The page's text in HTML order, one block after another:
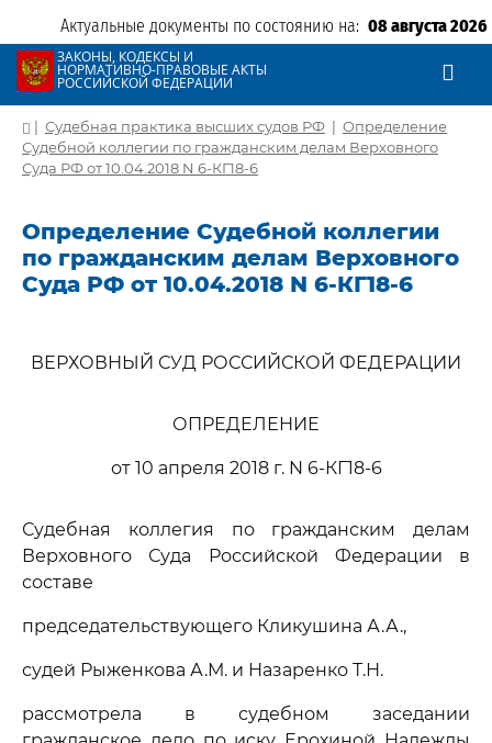
Актуальные документы по состоянию на: 08 августа 2026
ЗАКОНЫ, КОДЕКСЫ И
НОРМАТИВНО-ПРАВОВЫЕ АКТЫ
РОССИЙСКОЙ ФЕДЕРАЦИИ
| Судебная практика высших судов РФ | Определение
Судебной коллегии по гражданским делам Верховного
Суда РФ от 10.04.2018 N 6-КГ18-6
Определение Судебной коллегии
по гражданским делам Верховного
Суда РФ от 10.04.2018 N 6-КГ18-6
ВЕРХОВНЫЙ СУД РОССИЙСКОЙ ФЕДЕРАЦИИ
ОПРЕДЕЛЕНИЕ
от 10 апреля 2018 г. N 6-КГ18-6
Судебная коллегия по гражданским делам
Верховного Суда Российской Федерации в
составе
председательствующего Кликушина А.А.,
судей Рыженкова А.М. и Назаренко Т.Н.
рассмотрела в судебном заседании